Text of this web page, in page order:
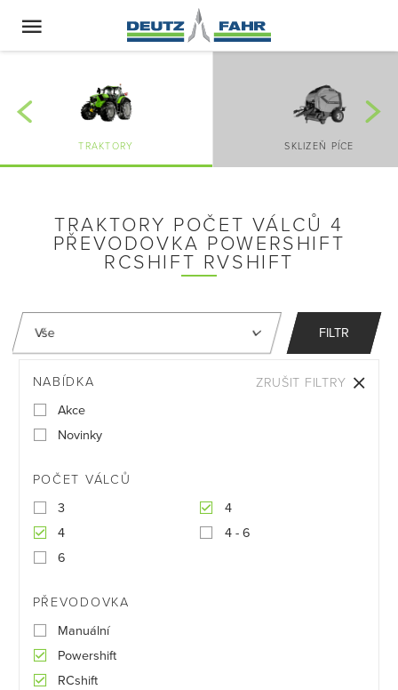
TRAKTORY SKLIZEŇ PÍCE
TRAKTORY POČET VÁLCŮ 4
PŘEVODOVKA POWERSHIFT
RCSHIFT RVSHIFT
FILTR
NABÍDKA
Akce
Novinky
POČET VÁLCŮ
3
4
4
4 - 6
6
PŘEVODOVKA
Manuální
Powershift
RCshift
ZRUŠIT FILTRY